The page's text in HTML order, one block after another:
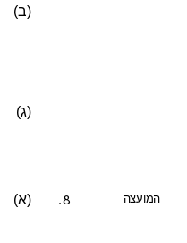
(ב)
(ג)
8. המועצה (א)